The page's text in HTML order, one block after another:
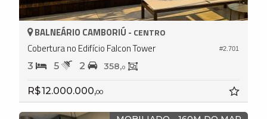
#2.701
BALNEÁRIO CAMBORIÚ - CENTRO
Cobertura no Edifício Falcon Tower
3 5 2 358,0
R$ 12.000.000,00